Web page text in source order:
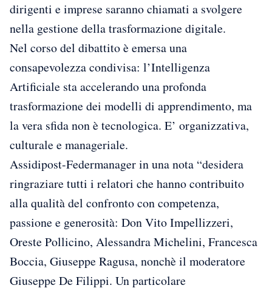
dirigenti e imprese saranno chiamati a svolgere
nella gestione della trasformazione digitale.
Nel corso del dibattito è emersa una
consapevolezza condivisa: l’Intelligenza
Artificiale sta accelerando una profonda
trasformazione dei modelli di apprendimento, ma
la vera sfida non è tecnologica. E’ organizzativa,
culturale e manageriale.
Assidipost-Federmanager in una nota “desidera
ringraziare tutti i relatori che hanno contribuito
alla qualità del confronto con competenza,
passione e generosità: Don Vito Impellizzeri,
Oreste Pollicino, Alessandra Michelini, Francesca
Boccia, Giuseppe Ragusa, nonchè il moderatore
Giuseppe De Filippi. Un particolare